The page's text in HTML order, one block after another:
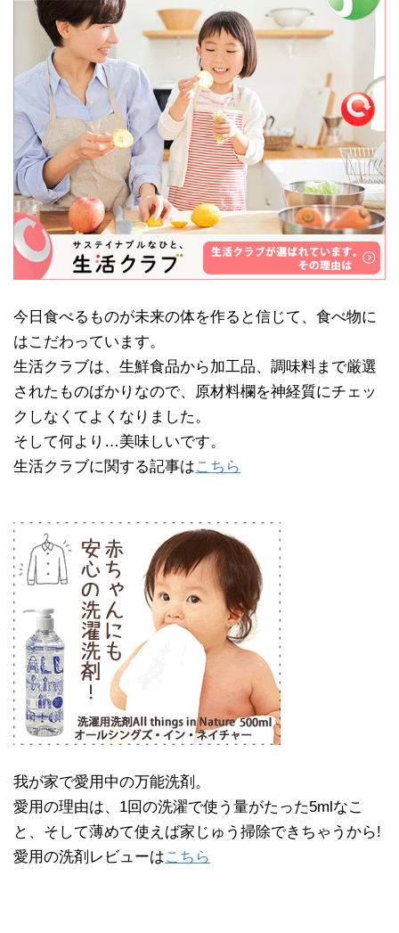
今日食べるものが未来の体を作ると信じて、食べ物に
はこだわっています。
生活クラブは、生鮮食品から加工品、調味料まで厳選
されたものばかりなので、原材料欄を神経質にチェッ
クしなくてよくなりました。
そして何より…美味しいです。
生活クラブに関する記事はこちら
我が家で愛用中の万能洗剤。
愛用の理由は、1回の洗濯で使う量がたった5mlなこ
と、そして薄めて使えば家じゅう掃除できちゃうから!
愛用の洗剤レビューはこちら